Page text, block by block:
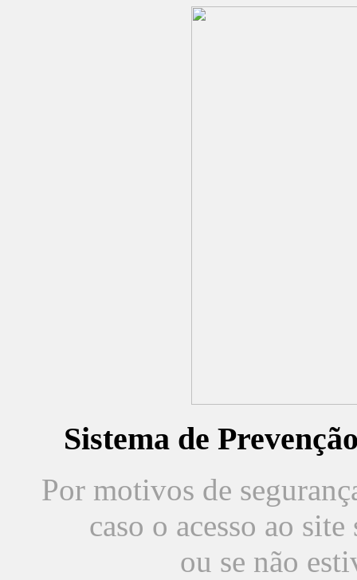
Sistema de
Por motivos de
caso o acesso ao
ou se não